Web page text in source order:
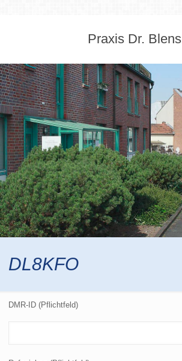
Praxis Dr. Blens
DL8KFO
DMR-ID (Pflichtfeld)